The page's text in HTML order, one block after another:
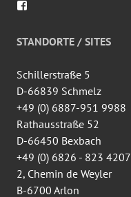
de
wingtsun.arlon
Facebook
STANDORTE / SITES
Schillerstraße 5
D-66839 Schmelz
+49 (0) 6887-951 9988
Rathausstraße 52
D-66450 Bexbach
+49 (0) 6826 - 823 4207
2, Chemin de Weyler
B-6700 Arlon